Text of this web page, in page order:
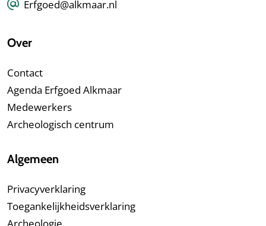
Erfgoed@alkmaar.nl
Over
Contact
Agenda Erfgoed Alkmaar
Medewerkers
Archeologisch centrum
Algemeen
Privacyverklaring
Toegankelijkheidsverklaring